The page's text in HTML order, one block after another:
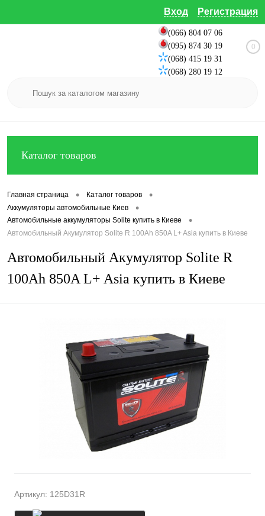
Вход Регистрация
(066) 804 07 06
(095) 874 30 19
(068) 415 19 31
(068) 280 19 12
0
Каталог товаров
Главная страница • Каталог товаров •
Аккумуляторы автомобильные Киев •
Автомобильные аккумуляторы Solite купить в Киеве •
Автомобильный Акумулятор Solite R 100Ah 850A L+ Asia купить в Киеве
Автомобильный Акумулятор Solite R
100Ah 850A L+ Asia купить в Киеве
Артикул: 125D31R